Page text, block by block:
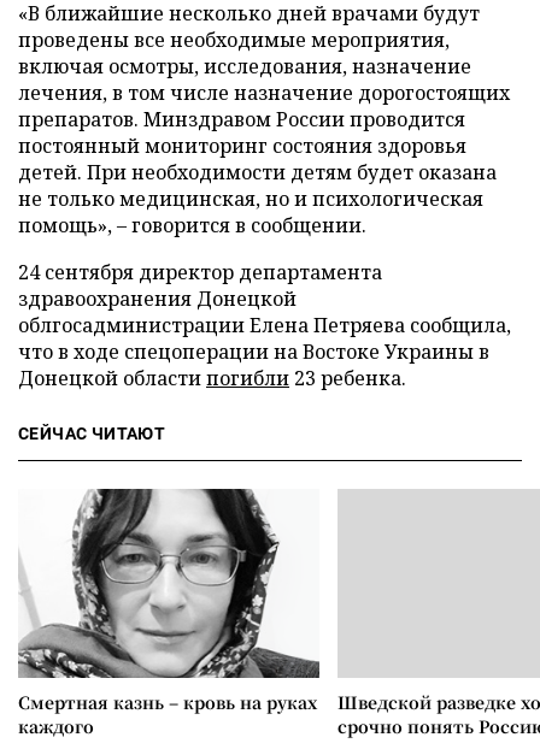
«В ближайшие несколько дней врачами будут
проведены все необходимые мероприятия,
включая осмотры, исследования, назначение
лечения, в том числе назначение дорогостоящих
препаратов. Минздравом России проводится
постоянный мониторинг состояния здоровья
детей. При необходимости детям будет оказана
не только медицинская, но и психологическая
помощь», – говорится в сообщении.
24 сентября директор департамента
здравоохранения Донецкой
облгосадминистрации Елена Петряева сообщила,
что в ходе спецоперации на Востоке Украины в
Донецкой областипогибли 23 ребенка.
СЕЙЧАС ЧИТАЮТ
Смертная казнь – кровь на руках
каждого
Шведской разведке
срочно понять